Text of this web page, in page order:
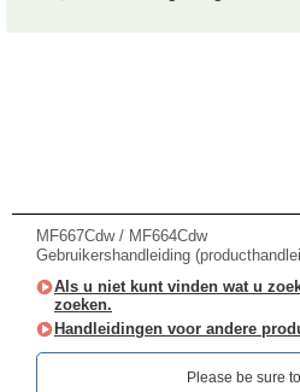
MF667Cdw / MF664Cdw
Gebruikershandleiding
Als u niet kunt vinden wat u
zoeken.
Handleidingen voor andere
Please be sure